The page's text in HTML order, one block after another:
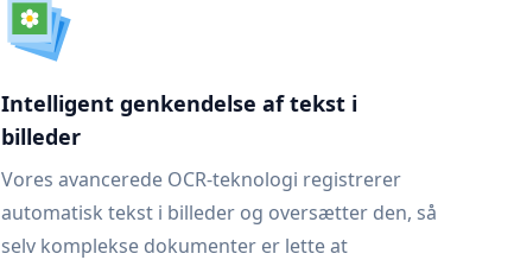
Intelligent genkendelse af tekst i
billeder
Vores avancerede OCR-teknologi registrerer
automatisk tekst i billeder og oversætter den, så
selv komplekse dokumenter er lette at